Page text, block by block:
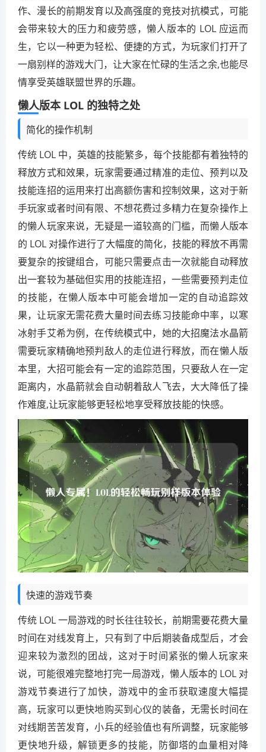
作、漫长的前期发育以及高强度的竞技对抗模式，可能
会带来较大的压力和疲劳感，懒人版本的 LOL 应运而
生，它以一种更为轻松、便捷的方式，为玩家们打开了
一扇别样的游戏大门，让大家在忙碌的生活之余,也能尽
情享受英雄联盟世界的乐趣。
懒人版本 LOL 的独特之处
简化的操作机制
传统 LOL 中，英雄的技能繁多，每个技能都有着独特的
释放方式和效果，玩家需要通过精准的走位、预判以及
技能连招的运用来打出高额伤害和控制效果，这对于新
手玩家或者时间有限、不想花费过多精力在复杂操作上
的懒人玩家来说，无疑是一道较高的门槛，而懒人版本
的 LOL 对操作进行了大幅度的简化，技能的释放不再需
要复杂的按键组合，可能只需要点击一次就能自动释放
出一套较为基础但实用的技能连招，一些需要预判走位
的技能，在懒人版本中可能会增加一定的自动追踪效
果，让玩家无需花费大量时间去练习技能命中率，以寒
冰射手艾希为例，在传统模式中，她的大招魔法水晶箭
需要玩家精确地预判敌人的走位进行释放，而在懒人版
本里，大招可能会有一定的追踪范围，只要敌人在一定
距离内，水晶箭就会自动朝着敌人飞去，大大降低了操
作难度,让玩家能够更轻松地享受释放技能的快感。
快速的游戏节奏
传统 LOL 一局游戏的时长往往较长，前期需要花费大量
时间在对线发育上，只有到了中后期装备成型后，才会
迎来较为激烈的团战，这对于时间紧张的懒人玩家来
说，可能很难完整地打完一局游戏，懒人版本的 LOL 对
游戏节奏进行了加快，游戏中的金币获取速度大幅提
高，玩家可以更快地购买到心仪的装备，无需长时间在
对线期苦苦发育，小兵的经验值也有所调整，玩家能够
更快地升级，解锁更多的技能，防御塔的血量相对降